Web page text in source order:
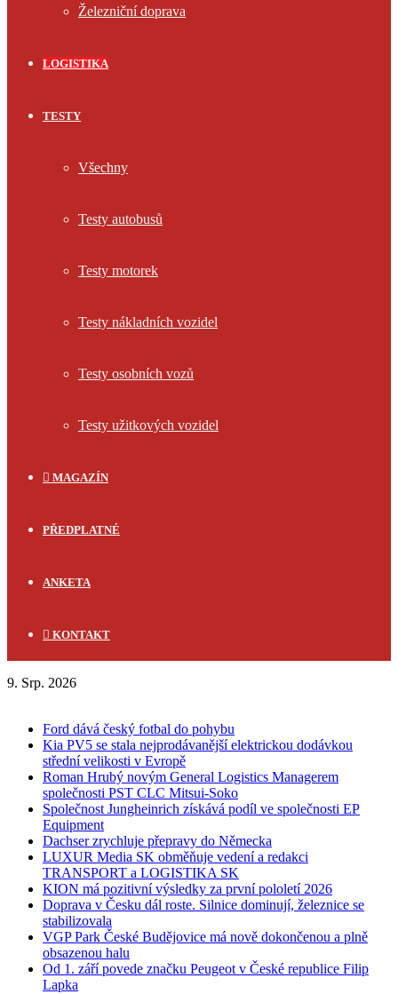
Železniční doprava
LOGISTIKA
TESTY
Všechny
Testy autobusů
Testy motorek
Testy nákladních vozidel
Testy osobních vozů
Testy užitkových vozidel
MAGAZÍN
PŘEDPLATNÉ
ANKETA
KONTAKT
9. Srp. 2026
Ford dává český fotbal do pohybu
Kia PV5 se stala nejprodávanější elektrickou dodávkou
střední velikosti v Evropě
Roman Hrubý novým General Logistics Managerem
společnosti PST CLC Mitsui-Soko
Společnost Jungheinrich získává podíl ve společnosti EP
Equipment
Dachser zrychluje přepravy do Německa
LUXUR Media SK obměňuje vedení a redakci
TRANSPORT a LOGISTIKA SK
KION má pozitivní výsledky za první pololetí 2026
Doprava v Česku dál roste. Silnice dominují, železnice se
stabilizovala
VGP Park České Budějovice má nově dokončenou a plně
obsazenou halu
Od 1. září povede značku Peugeot v České republice Filip
Lapka